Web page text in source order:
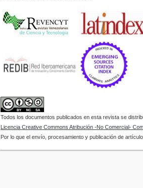
Todos los documentos publicados en esta revista se
Licencia Creative Commons Atribución -No Comercial-
Por lo que el envío, procesamiento y publicación de